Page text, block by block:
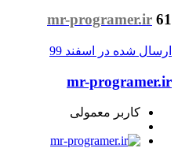
mr-programer.ir 61
ارسال شده در اسفند 99
mr-programer.ir
کاربر معمولی